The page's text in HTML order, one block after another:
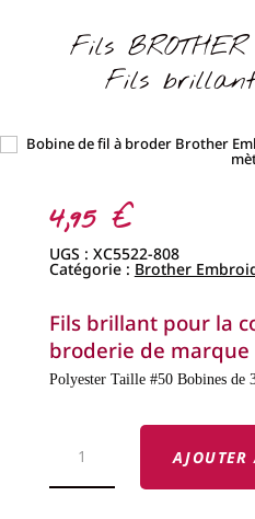
Fils
Fils
4,95 €
UGS : XC5522-808
Catégorie : Brother
Fils brillant pour la
broderie de marque
Polyester Taille #50 Bobines de
EMBROIDERY